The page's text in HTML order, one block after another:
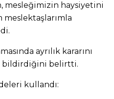
mesleğimizin haysiyetini
ayrılık kararını
bildirdiğini belirtti.
kullandı: